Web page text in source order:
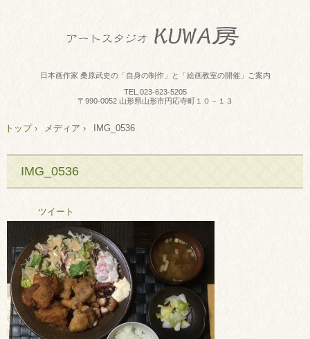
日本画作家 桑原武史の「自身の制作」と「絵画教室の開催」ご案内
TEL. 023-623-5205
〒990-0052 山形県山形市円応寺町１０－１３
トップ› メディア › IMG_0536
IMG_0536
ツイート